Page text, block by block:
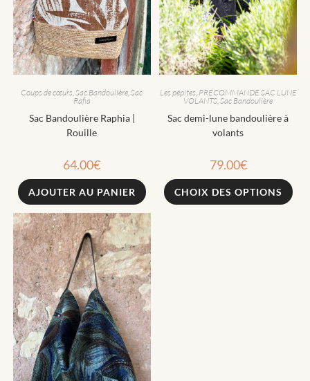
Coups de cœurs ,Sac Bandoulière ,Sac
Rafia
Sac Bandoulière Raphia |
Rouille
64.00€
AJOUTER AU PANIER
Les pépites PRECOMMANDE SAC LUNE
VOLANTS ,Sac Bandoulière
Sac demi-lune bandoulière à
volants
79.00€
CHOIX DES OPTIONS